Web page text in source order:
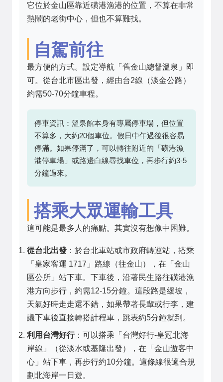
它位於金山區靠近磺港漁港的位置，不算在非常
熱鬧的老街中心，但也不算難找。
自駕前往
最方便的方式。設定導航「舊金山總督溫泉」即
可。從台北市區出發，經由台2線（淡金公路）
約需50-70分鐘車程。
停車資訊：溫泉館本身有專屬停車場，但位置
不算多，大約20個車位。假日中午過後很容易
停滿。如果停滿了，可以轉往附近的「磺港漁
港停車場」或路邊白線尋找車位，再步行約3-5
分鐘過來。
搭乘大眾運輸工具
這可能是最多人的痛點。其實沒有想像中困難。
從台北出發 ：於台北車站或市政府轉運站，搭乘
「皇家客運 1717」路線（往金山），在「金山
區公所」站下車。下車後，沿著民生路往磺港漁
港方向步行，約需12-15分鐘。這段路是緩坡，
天氣好時走走還不錯，如果帶著長輩或行李，建
議下車後直接轉搭計程車，跳表約5分鐘就到。
利用台灣好行：可以搭乘「台灣好行-皇冠北海
岸線」（從淡水或基隆出發），在「金山遊客中
心」站下車，再步行約10分鐘。這條線很適合規
劃北海岸一日遊。